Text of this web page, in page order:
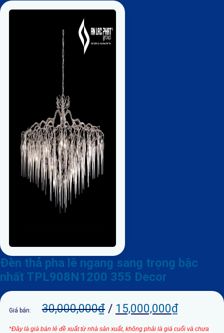
Đèn thả pha lê ngang sang trọng bậc
nhất TPL908N1200 355 Decor
Giá bán: 30,000,000₫ / 15,000,000₫
*Đây là giá bán lẻ đề xuất từ nhà sản xuất, không phải là giá cuối và chưa